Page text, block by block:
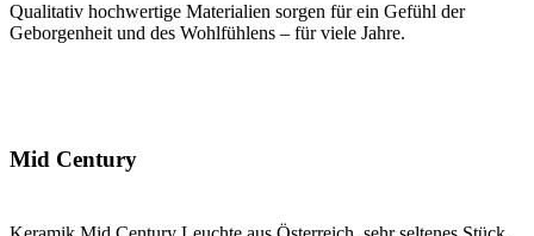
Qualitativ hochwertige Materialien sorgen für ein Gefühl der
Geborgenheit und des Wohlfühlens – für viele Jahre.
Mid Century